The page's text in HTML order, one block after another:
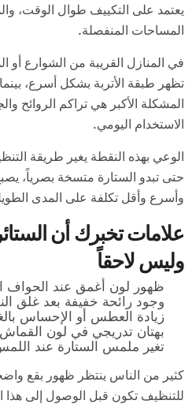
يعتمد على التكييف طوال الوقت،
المساحات المنفصلة.
في المنازل القريبة من الشوارع أو
تظهر طبقة الأتربة بشكل أسرع،
المشكلة الأكبر هي تراكم الروائح
الاستخدام اليومي.
الوعي بهذه النقطة يغير طريقة
حتى تبدو الستارة متسخة بصرياً،
وأسرع وأقل تكلفة على المدى
علامات تخبرك أن
وليس لاحقاً
ظهور لون أغمق عند الحواف
وجود رائحة خفيفة بعد غلق
زيادة العطس أو الإحساس
بهتان تدريجي في لون
تغير ملمس الستارة عند
كثير من الناس ينتظر ظهور بقع
للتنظيف تكون قبل الوصول إلى هذا